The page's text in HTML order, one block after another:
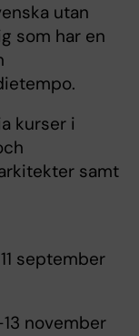
utan
som har en
kurser i
samt
september
november